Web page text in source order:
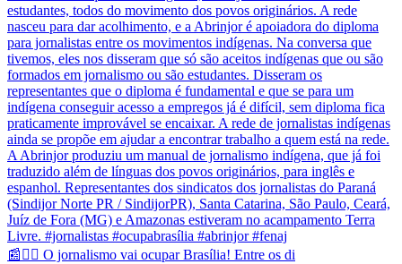
📰✊🏽 O jornalismo vai ocupar Brasília! Entre os di